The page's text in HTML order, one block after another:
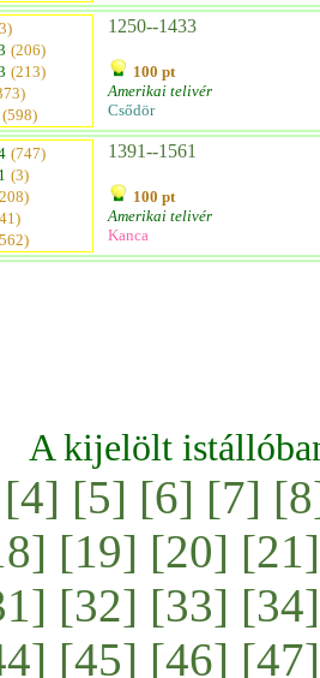
(206)
(213)
(598)
1250--1433
100 pt
Amerikai telivér
Csődör
(747)
(3)
1391--1561
100 pt
Amerikai telivér
Kanca
A kijelölt
[4] [5] [6] [7]
[19] [20] [21]
[32] [33] [34]
[45] [46] [47]